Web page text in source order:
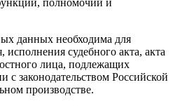
данных необходима для
исполнения судебного акта, акта
лица, подлежащих
с законодательством Российской
производстве.